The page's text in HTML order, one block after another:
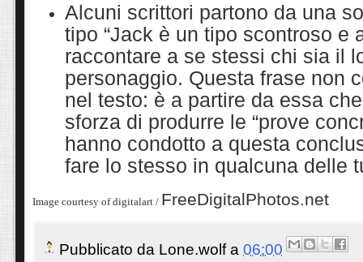
Alcuni scrittori partono da una
tipo “Jack è un tipo scontroso e
raccontare a se stessi chi sia il
personaggio. Questa frase non
nel testo: è a partire da essa
sforza di produrre le “prove
hanno condotto a questa
fare lo stesso in qualcuna delle
Image courtesy of digitalart / FreeDigitalPhotos.net
Pubblicato da Lone.wolf a 06:00